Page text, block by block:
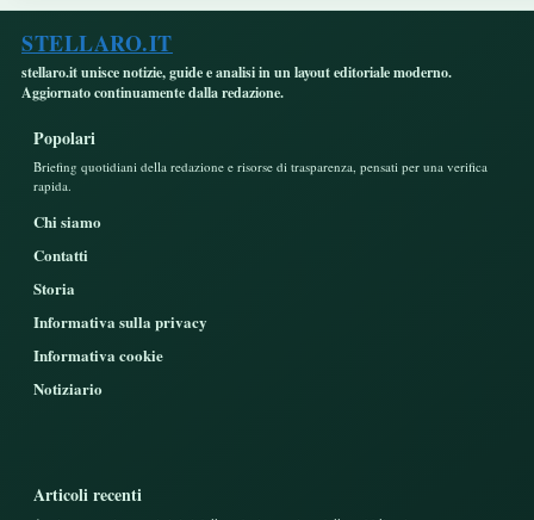
STELLARO.IT
stellaro.it unisce notizie, guide e analisi in un layout editoriale moderno.
Aggiornato continuamente dalla redazione.
Popolari
Briefing quotidiani della redazione e risorse di trasparenza, pensati per una verifica
rapida.
Chi siamo
Contatti
Storia
Informativa sulla privacy
Informativa cookie
Notiziario
Articoli recenti